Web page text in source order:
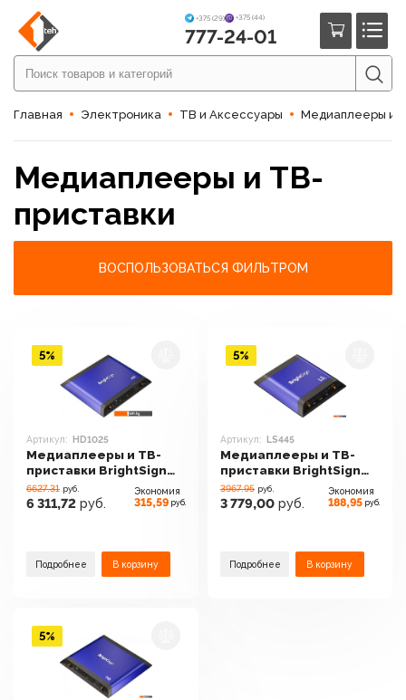
+375 (29) +375 (44)
777-24-01
Главная Электроника ТВ и Аксессуары Медиаплееры и
Медиаплееры и ТВ-
приставки
ВОСПОЛЬЗОВАТЬСЯ ФИЛЬТРОМ
Артикул: HD1025
Медиаплееры и ТВ-
приставки BrightSign
HD1025
6627.31 руб.
6 311,72 руб.
Экономия
315,59 руб.
Подробнее В корзину
5%
Артикул: LS445
Медиаплееры и ТВ-
приставки BrightSign
LS445
3967.95 руб.
3 779,00 руб.
Экономия
188,95 руб.
Подробнее В корзину
5%
5%